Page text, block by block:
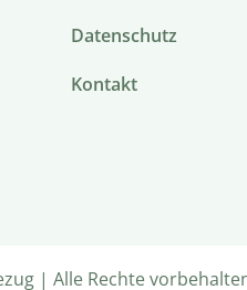
Datenschutz
Kontakt
| Alle Rechte